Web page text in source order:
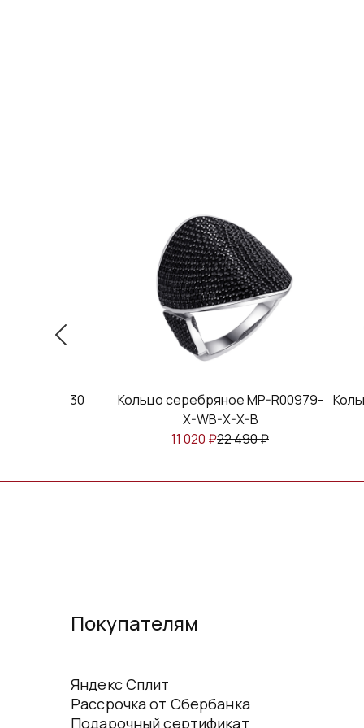
к-030
Кольцо серебряное MP-R00979-
X-WB-X-X-B
11 020 ₽22 490₽
Покупателям
Яндекс Сплит
Рассрочка от Сбербанка
Подарочный сертификат